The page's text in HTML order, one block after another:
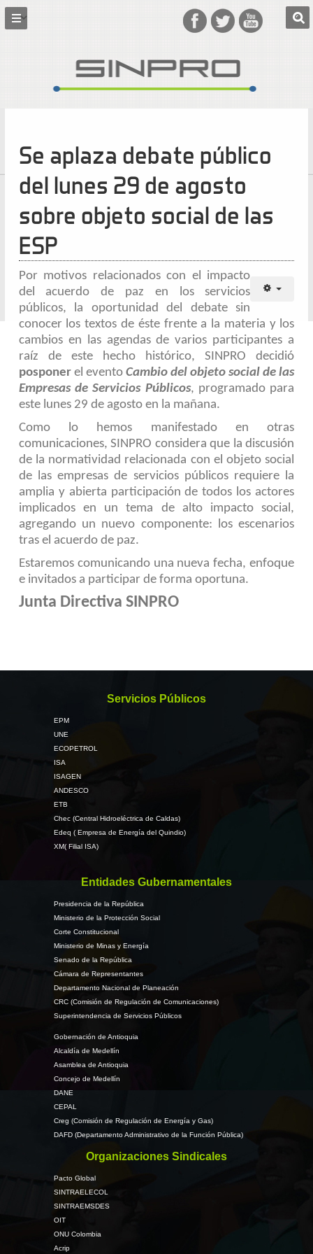
Se aplaza debate público
del lunes 29 de agosto
sobre objeto social de las
ESP
Por motivos relacionados con el impacto
del acuerdo de paz en los servicios
públicos, la oportunidad del debate sin
conocer los textos de éste frente a la materia y los
cambios en las agendas de varios participantes a
raíz de este hecho histórico, SINPRO decidió
posponer el evento Cambio del objeto social de las
Empresas de Servicios Públicos, programado para
este lunes 29 de agosto en la mañana.
Como lo hemos manifestado en otras
comunicaciones, SINPRO considera que la discusión
de la normatividad relacionada con el objeto social
de las empresas de servicios públicos requiere la
amplia y abierta participación de todos los actores
implicados en un tema de alto impacto social,
agregando un nuevo componente: los escenarios
tras el acuerdo de paz.
Estaremos comunicando una nueva fecha, enfoque
e invitados a participar de forma oportuna.
Junta Directiva SINPRO
Servicios Públicos
EPM
UNE
ECOPETROL
ISA
ISAGEN
ANDESCO
ETB
Chec (Central Hidroeléctrica de Caldas)
Edeq ( Empresa de Energía del Quindio)
XM( Filial ISA)
Entidades Gubernamentales
Presidencia de la República
Ministerio de la Protección Social
Corte Constitucional
Ministerio de Minas y Energía
Senado de la República
Cámara de Representantes
Departamento Nacional de Planeación
CRC (Comisión de Regulación de Comunicaciones)
Superintendencia de Servicios Públicos
Gobernación de Antioquia
Alcaldía de Medellín
Asamblea de Antioquia
Concejo de Medellín
DANE
CEPAL
Creg (Comisión de Regulación de Energía y Gas)
DAFD (Departamento Administrativo de la Función Pública)
Organizaciones Sindicales
Pacto Global
SINTRAELECOL
SINTRAEMSDES
OIT
ONU Colombia
Acrip